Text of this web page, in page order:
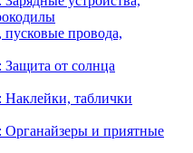
пусковые провода,